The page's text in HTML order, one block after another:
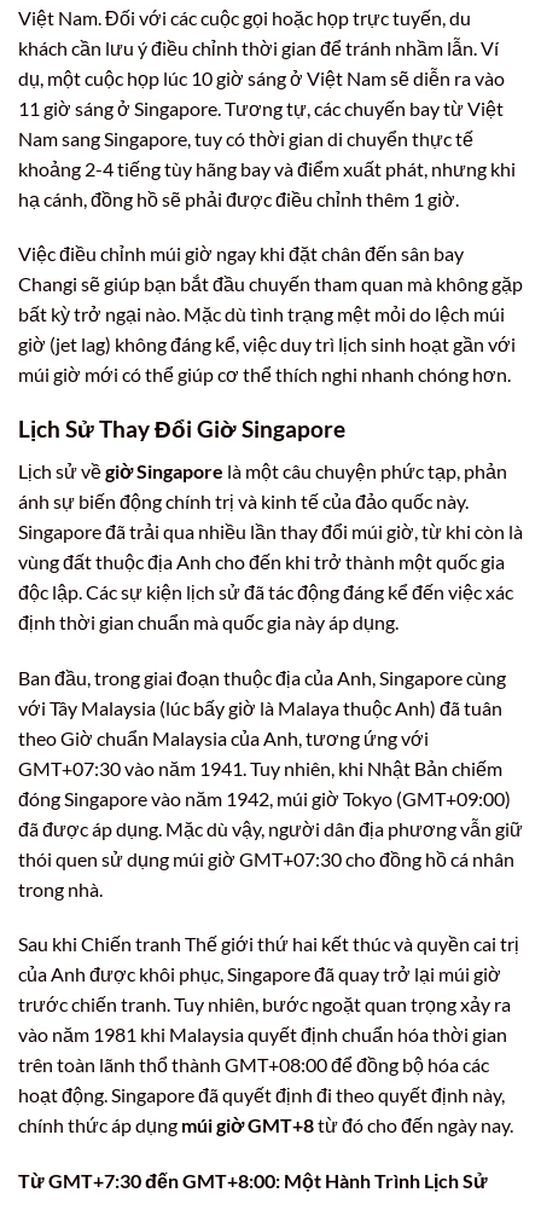
Việt Nam. Đối với các cuộc gọi hoặc họp trực tuyến, du
khách cần lưu ý điều chỉnh thời gian để tránh nhầm lẫn. Ví
dụ, một cuộc họp lúc 10 giờ sáng ở Việt Nam sẽ diễn ra vào
11 giờ sáng ở Singapore. Tương tự, các chuyến bay từ Việt
Nam sang Singapore, tuy có thời gian di chuyển thực tế
khoảng 2-4 tiếng tùy hãng bay và điểm xuất phát, nhưng khi
hạ cánh, đồng hồ sẽ phải được điều chỉnh thêm 1 giờ.
Việc điều chỉnh múi giờ ngay khi đặt chân đến sân bay
Changi sẽ giúp bạn bắt đầu chuyến tham quan mà không gặp
bất kỳ trở ngại nào. Mặc dù tình trạng mệt mỏi do lệch múi
giờ (jet lag) không đáng kể, việc duy trì lịch sinh hoạt gần với
múi giờ mới có thể giúp cơ thể thích nghi nhanh chóng hơn.
Lịch Sử Thay Đổi Giờ Singapore
Lịch sử vềgiờ Singapore là một câu chuyện phức tạp, phản
ánh sự biến động chính trị và kinh tế của đảo quốc này.
Singapore đã trải qua nhiều lần thay đổi múi giờ, từ khi còn là
vùng đất thuộc địa Anh cho đến khi trở thành một quốc gia
độc lập. Các sự kiện lịch sử đã tác động đáng kể đến việc xác
định thời gian chuẩn mà quốc gia này áp dụng.
Ban đầu, trong giai đoạn thuộc địa của Anh, Singapore cùng
với Tây Malaysia (lúc bấy giờ là Malaya thuộc Anh) đã tuân
theo Giờ chuẩn Malaysia của Anh, tương ứng với
GMT+07:30 vào năm 1941. Tuy nhiên, khi Nhật Bản chiếm
đóng Singapore vào năm 1942, múi giờ Tokyo (GMT+09:00)
đã được áp dụng. Mặc dù vậy, người dân địa phương vẫn giữ
thói quen sử dụng múi giờ GMT+07:30 cho đồng hồ cá nhân
trong nhà.
Sau khi Chiến tranh Thế giới thứ hai kết thúc và quyền cai trị
của Anh được khôi phục, Singapore đã quay trở lại múi giờ
trước chiến tranh. Tuy nhiên, bước ngoặt quan trọng xảy ra
vào năm 1981 khi Malaysia quyết định chuẩn hóa thời gian
trên toàn lãnh thổ thành GMT+08:00 để đồng bộ hóa các
hoạt động. Singapore đã quyết định đi theo quyết định này,
chính thức áp dụng múi giờ GMT+8từ đó cho đến ngày nay.
Từ GMT+7:30 đến GMT+8:00: Một Hành Trình Lịch Sử